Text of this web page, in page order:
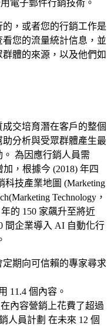
電子郵件行銷技術。
，或者您的行銷工作是
您的流量統計信息，並
體的來源，以及他們如
交培育潛在客戶的整個
分析與受眾群體產生最
為因應行銷人員需
，根據今 (2018) 年四
科技產業地圖 (Marketing
Technology，
的 150 家飆升至將近
間企業導入 AI 自動化行
期向可信賴的專家尋求
11.4 個內容。
內容營銷上花費了超過
人員計劃 在未來 12 個